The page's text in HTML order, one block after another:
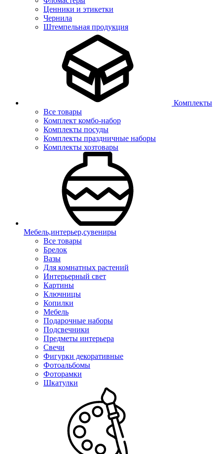
Ценники и этикетки
Чернила
Штемпельная продукция
Комплекты
Все товары
Комплект комбо-набор
Комплекты посуды
Комплекты праздничные наборы
Комплекты хозтовары
Мебель,интерьер,сувениры
Все товары
Брелок
Вазы
Для комнатных растений
Интерьерный свет
Картины
Ключницы
Копилки
Мебель
Подарочные наборы
Подсвечники
Предметы интерьера
Свечи
Фигурки декоративные
Фотоальбомы
Фоторамки
Шкатулки